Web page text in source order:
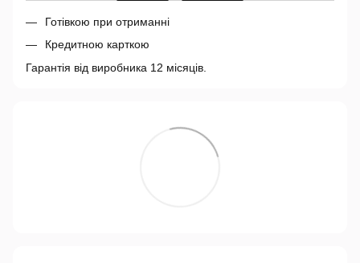
Готівкою при отриманні
Кредитною карткою
Гарантія від виробника 12 місяців.